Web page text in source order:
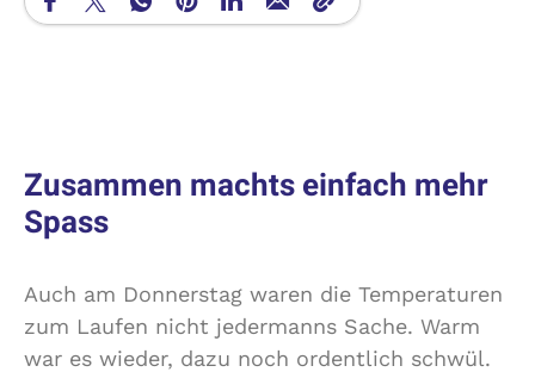
Zusammen machts einfach mehr
Spass
Auch am Donnerstag waren die Temperaturen
zum Laufen nicht jedermanns Sache. Warm
war es wieder, dazu noch ordentlich schwül.